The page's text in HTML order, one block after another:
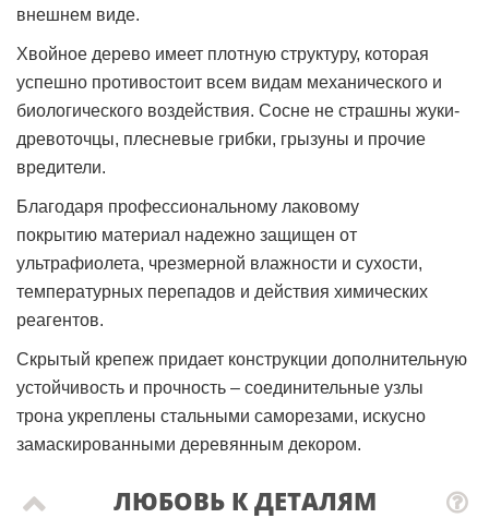
внешнем виде.
Хвойное дерево имеет плотную структуру, которая
успешно противостоит всем видам механического и
биологического воздействия. Сосне не страшны жуки-
древоточцы, плесневые грибки, грызуны и прочие
вредители.
Благодаря профессиональному лаковому
покрытию материал надежно защищен от
ультрафиолета, чрезмерной влажности и сухости,
температурных перепадов и действия химических
реагентов.
Скрытый крепеж придает конструкции дополнительную
устойчивость и прочность – соединительные узлы
трона укреплены стальными саморезами, искусно
замаскированными деревянным декором.
ЛЮБОВЬ К ДЕТАЛЯМ